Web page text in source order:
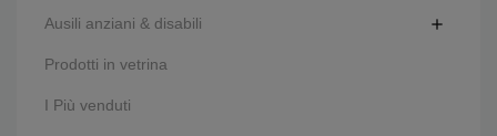
Ausili anziani & disabili 
Prodotti in vetrina
I Più venduti